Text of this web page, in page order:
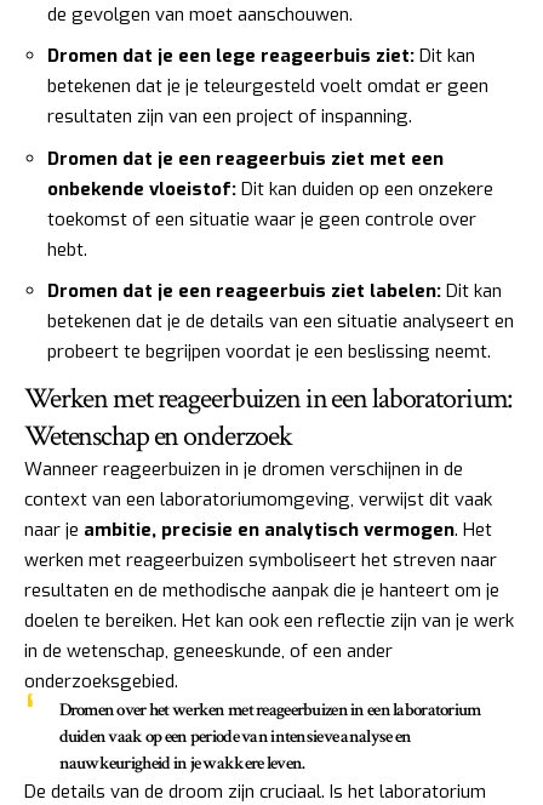
de gevolgen van moet aanschouwen.
Dromen dat je een lege reageerbuis ziet: Dit kan
betekenen dat je je teleurgesteld voelt omdat er geen
resultaten zijn van een project of inspanning.
Dromen dat je een reageerbuis ziet met een
onbekende vloeistof: Dit kan duiden op een onzekere
toekomst of een situatie waar je geen controle over
hebt.
Dromen dat je een reageerbuis ziet labelen: Dit kan
betekenen dat je de details van een situatie analyseert en
probeert te begrijpen voordat je een beslissing neemt.
Werken met reageerbuizen in een laboratorium:
Wetenschap en onderzoek
Wanneer reageerbuizen in je dromen verschijnen in de
context van een laboratoriumomgeving, verwijst dit vaak
naar je ambitie, precisie en analytisch vermogen. Het
werken met reageerbuizen symboliseert het streven naar
resultaten en de methodische aanpak die je hanteert om je
doelen te bereiken. Het kan ook een reflectie zijn van je werk
in de wetenschap, geneeskunde, of een ander
onderzoeksgebied.
Dromen over het werken met reageerbuizen in een laboratorium
duiden vaak op een periode van intensieve analyse en
nauwkeurigheid in je wakkere leven.
De details van de droom zijn cruciaal. Is het laboratorium